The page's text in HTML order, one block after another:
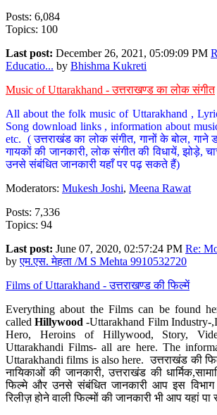
Posts: 6,084
Topics: 100
Last post: December 26, 2021, 05:09:09 PM
Educatio... by Bhishma Kukreti
Music of Uttarakhand - उत्तराखण्ड का लोक संगीत
All about the folk music of Uttarakhand ,
Song download links , information about
etc. ( उत्तराखंड का लोक संगीत, गानों के बोल,
गायकों की जानकारी, लोक संगीत की विधायें, झोड़े,
उनसे संबंधित जानकारी यहाँ पर पढ़ सकते हैं)
Moderators: Mukesh Joshi, Meena Rawat
Posts: 7,336
Topics: 94
Last post: June 07, 2020, 02:57:24 PM Re:
byएम.एस. मेहता /M S Mehta 9910532720
Films of Uttarakhand - उत्तराखण्ड की फिल्में
Everything about the Films can be found
calledHillywood-Uttarakhand Film Industry-
Hero, Heroins of Hillywood, Story,
Uttarakhandi Films- all are here. The
Uttarakhandi films is also here. उत्तराखंड की
नायिकाओं की जानकारी, उत्तराखंड की
फिल्मे और उनसे संबंधित जानकारी आप इस
रिलीज़ होने वाली फिल्मों की जानकारी भी आप यहां